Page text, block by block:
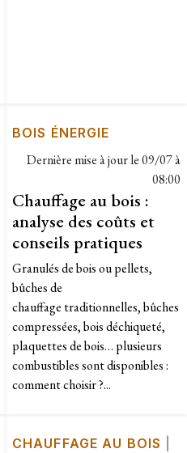
BOIS ÉNERGIE
Dernière mise à jour le09/07 à
08:00
Chauffage au bois :
analyse des coûts et
conseils pratiques
Granulés de bois ou pellets,
bûches de
chauffage traditionnelles, bûches
compressées, bois déchiqueté,
plaquettes de bois… plusieurs
combustibles sont disponibles :
comment choisir ?...
CHAUFFAGE AU BOIS